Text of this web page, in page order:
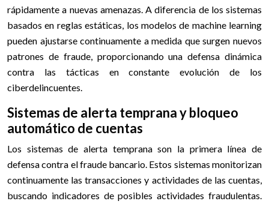
rápidamente a nuevas amenazas. A diferencia de los sistemas
basados en reglas estáticas, los modelos de machine learning
pueden ajustarse continuamente a medida que surgen nuevos
patrones de fraude, proporcionando una defensa dinámica
contra las tácticas en constante evolución de los
ciberdelincuentes.
Sistemas de alerta temprana y bloqueo
automático de cuentas
Los sistemas de alerta temprana son la primera línea de
defensa contra el fraude bancario. Estos sistemas monitorizan
continuamente las transacciones y actividades de las cuentas,
buscando indicadores de posibles actividades fraudulentas.